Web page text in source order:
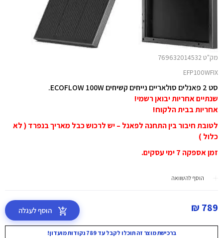
מק"ט 769632014532
EFP100WFIX
סט 2 פאנלים סולאריים נייחים קשיחים ECOFLOW 100W.
שנתיים אחריות יבואן רשמי!
אחריות בבית הלקוח!
לטובת חיבור בין התחנה לפאנל – יש לרכוש כבל מאריך בנפרד (לא
כלול )
זמן אספקה 7 ימי עסקים.
הוסף להשוואה
789 ₪ הוסף לעגלה
ברכישת מוצר זה תוכלו לקבל עד 789 נקודות מועדון!